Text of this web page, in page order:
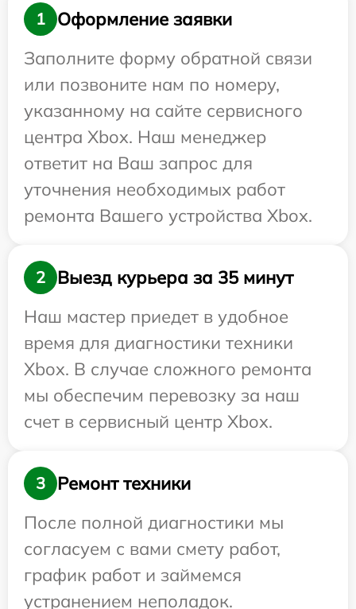
1
Оформление заявки
Заполните форму обратной связи
или позвоните нам по номеру,
указанному на сайте сервисного
центра Xbox. Наш менеджер
ответит на Ваш запрос для
уточнения необходимых работ
ремонта Вашего устройства Xbox.
2
Выезд курьера за 35 минут
Наш мастер приедет в удобное
время для диагностики техники
Xbox. В случае сложного ремонта
мы обеспечим перевозку за наш
счет в сервисный центр Xbox.
3
Ремонт техники
После полной диагностики мы
согласуем с вами смету работ,
график работ и займемся
устранением неполадок.